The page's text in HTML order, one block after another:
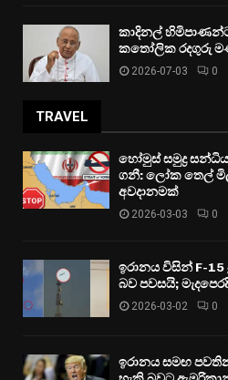
කාදිනල් හිමිපාණන්ට
කතෝලික රදගුරු
2026-07-03 0
TRAVEL
හෝමුස් සමුද්‍ර සන්ධිය
ගනී: ලෝක තෙල්
අවදානමක්
2026-03-03 0
ඉරානය විසින් F-
බව පවසයි;
2026-03-02 0
ඉරානය සමඟ